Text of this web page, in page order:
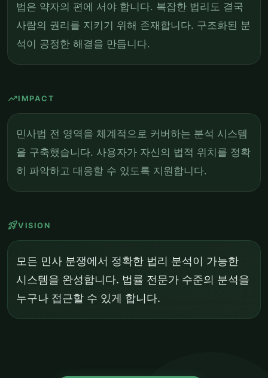
법은 약자의 편에 서야 합니다. 복잡한 법리도 결국
사람의 권리를 지키기 위해 존재합니다. 구조화된 분
석이 공정한 해결을 만듭니다.
trending_upIMPACT
민사법 전 영역을 체계적으로 커버하는 분석 시스템
을 구축했습니다. 사용자가 자신의 법적 위치를 정확
히 파악하고 대응할 수 있도록 지원합니다.
rocket_launchVISION
모든 민사 분쟁에서 정확한 법리 분석이 가능한
시스템을 완성합니다. 법률 전문가 수준의 분석을
누구나 접근할 수 있게 합니다.